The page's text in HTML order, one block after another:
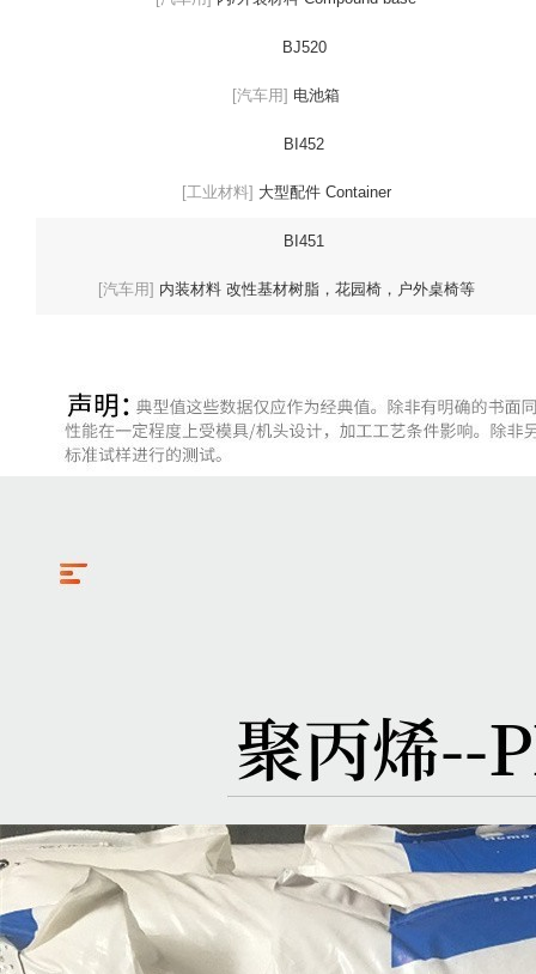
BJ520
[汽车用] 电池箱
BI452
[工业材料] 大型配件 Container
BI451
[汽车用] 内装材料 改性基材树脂，花园椅，户外桌椅等